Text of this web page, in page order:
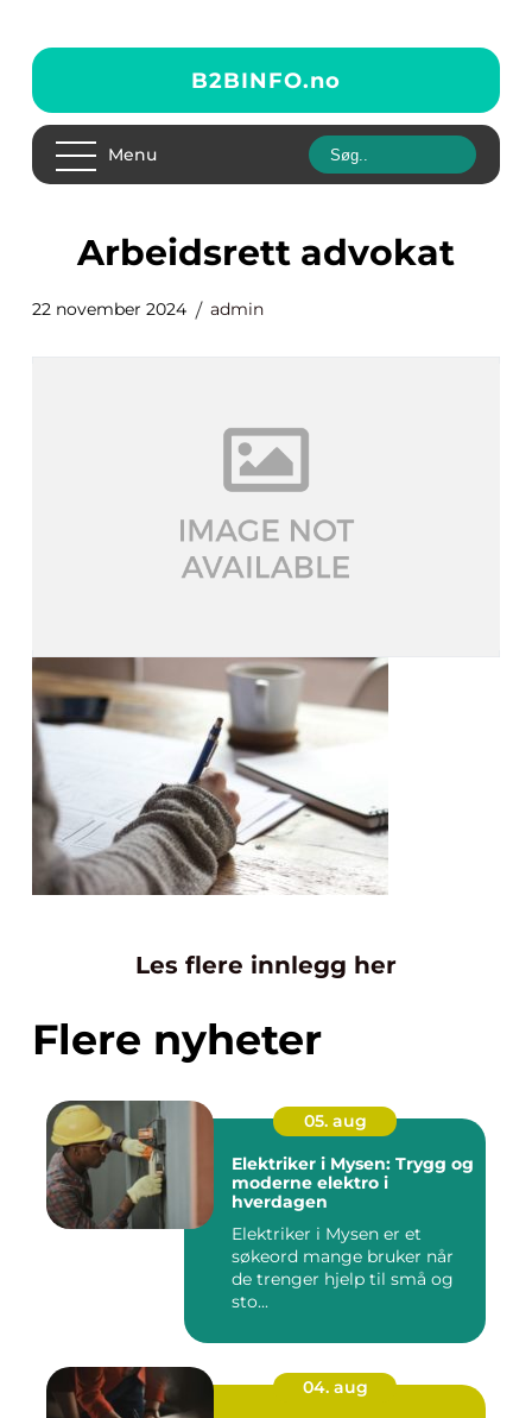
B2BINFO.no
Menu
Arbeidsrett advokat
22 november 2024 admin
Les flere innlegg her
Flere nyheter
05. aug
Elektriker i Mysen: Trygg og
moderne elektro i
hverdagen
Elektriker i Mysen er et
søkeord mange bruker når
de trenger hjelp til små og
sto...
04. aug